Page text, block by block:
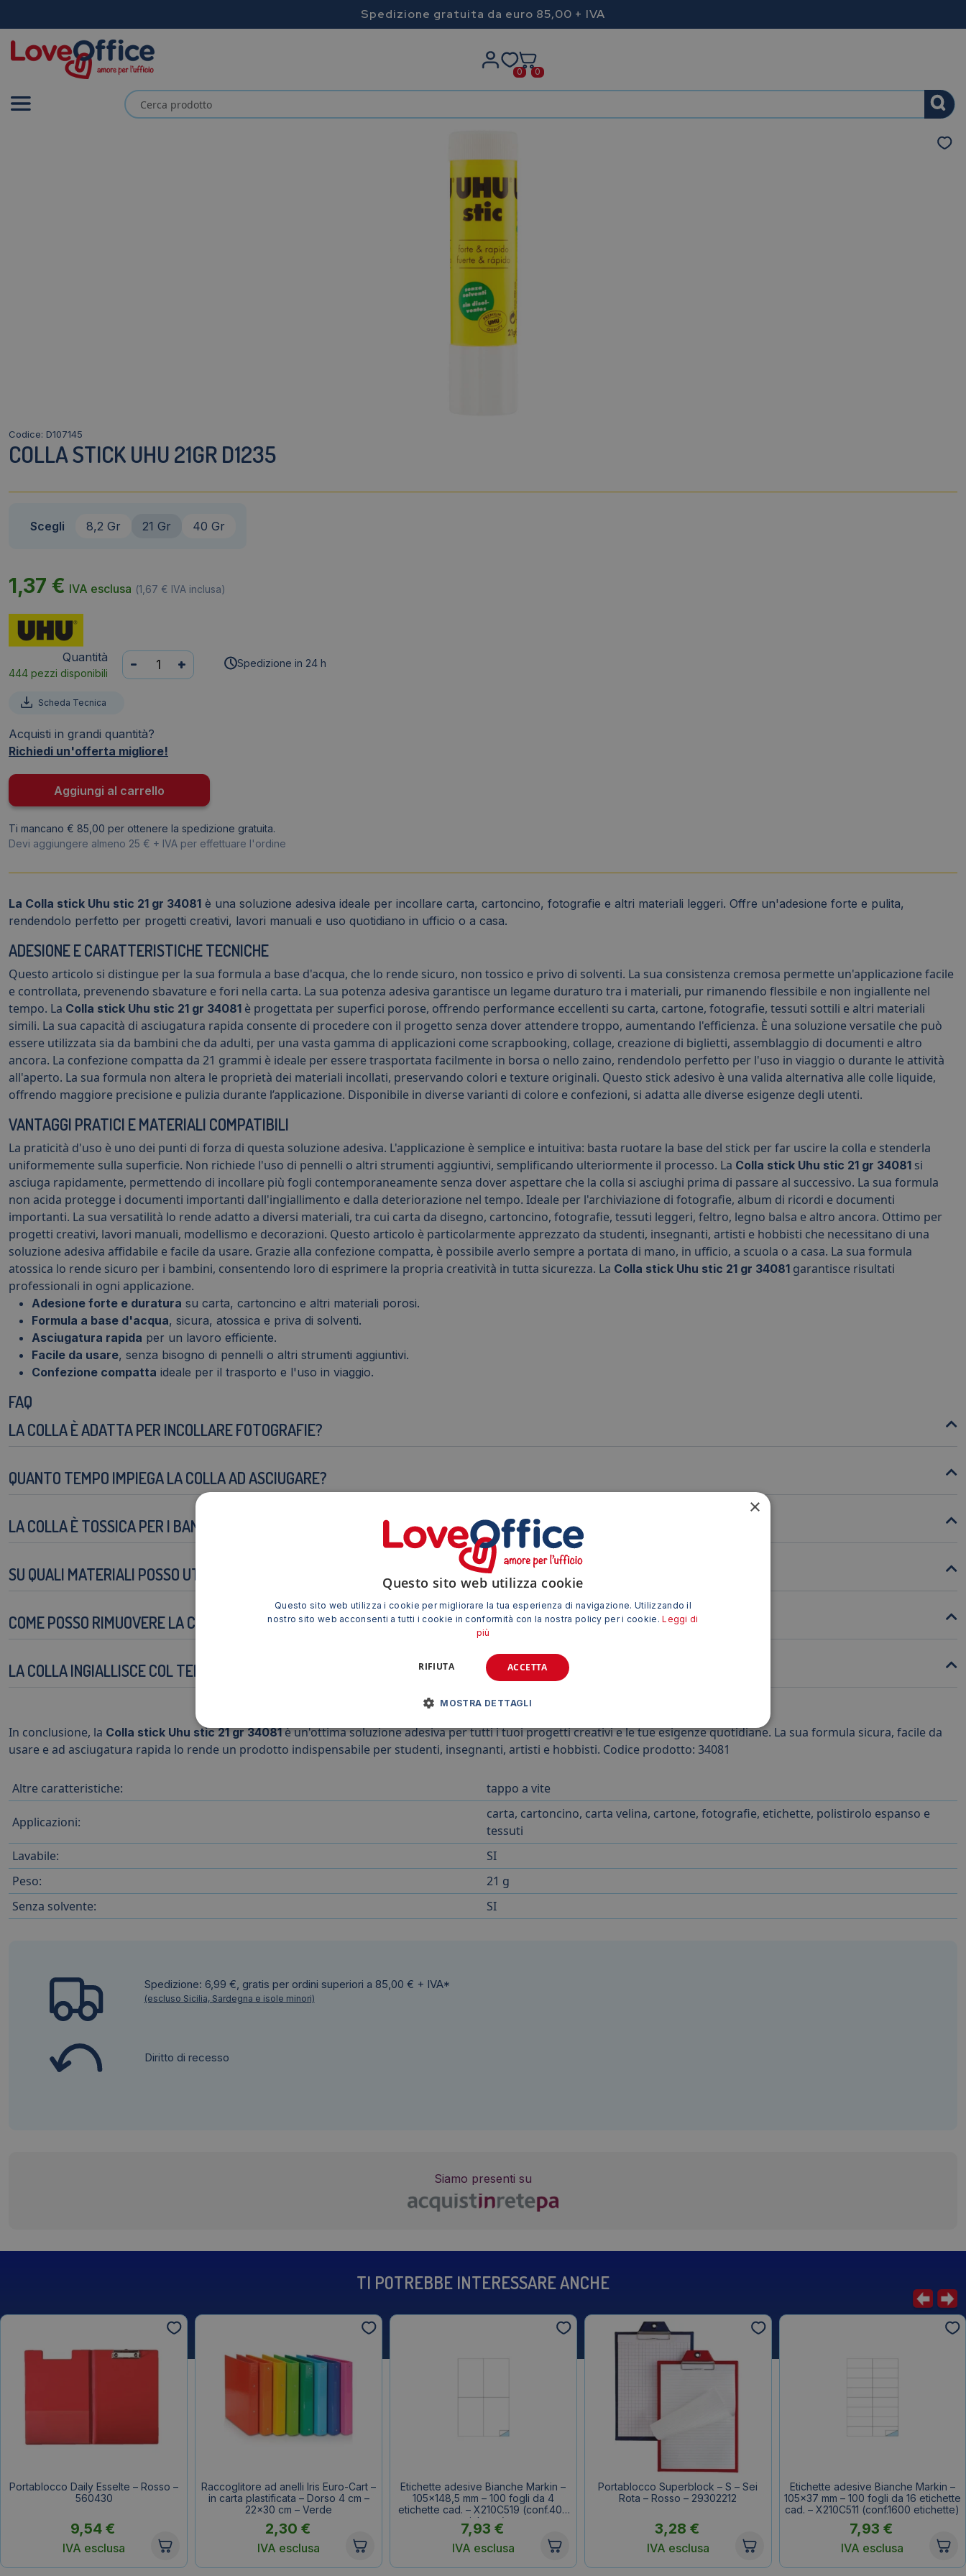
Spedizione gratuita da euro 85,00 + IVA
0 0
Codice: D107145
COLLA STICK UHU 21GR D1235
Scegli 8,2 Gr 21 Gr 40 Gr
1,37 € IVA esclusa (1,67 € IVA inclusa)
Quantità
444 pezzi disponibili
Colla
Stick
D1235
quantità
- + Spedizione in 24 h
Scheda Tecnica
Acquisti in grandi quantità?
Richiedi un'offerta migliore!
Aggiungi al carrello
Ti mancano € 85,00 per ottenere la spedizione gratuita.
Devi aggiungere almeno 25 € + IVA per effettuare l'ordine
La Colla stick Uhu stic 21 gr 34081 è una soluzione adesiva ideale per incollare carta, cartoncino, fotografie e altri materiali leggeri. Offre un'adesione forte e pulita,
rendendolo perfetto per progetti creativi, lavori manuali e uso quotidiano in ufficio o a casa.
ADESIONE E CARATTERISTICHE TECNICHE
Questo articolo si distingue per la sua formula a base d'acqua, che lo rende sicuro, non tossico e privo di solventi. La sua consistenza cremosa permette un'applicazione facile
e controllata, prevenendo sbavature e fori nella carta. La sua potenza adesiva garantisce un legame duraturo tra i materiali, pur rimanendo flessibile e non ingiallente nel
tempo. La Colla stick Uhu stic 21 gr 34081 è progettata per superfici porose, offrendo performance eccellenti su carta, cartone, fotografie, tessuti sottili e altri materiali
simili. La sua capacità di asciugatura rapida consente di procedere con il progetto senza dover attendere troppo, aumentando l'efficienza. È una soluzione versatile che può
essere utilizzata sia da bambini che da adulti, per una vasta gamma di applicazioni come scrapbooking, collage, creazione di biglietti, assemblaggio di documenti e altro
ancora. La confezione compatta da 21 grammi è ideale per essere trasportata facilmente in borsa o nello zaino, rendendolo perfetto per l'uso in viaggio o durante le attività
all'aperto. La sua formula non altera le proprietà dei materiali incollati, preservando colori e texture originali. Questo stick adesivo è una valida alternativa alle colle liquide,
offrendo maggiore precisione e pulizia durante l’applicazione. Disponibile in diverse varianti di colore e confezioni, si adatta alle diverse esigenze degli utenti.
VANTAGGI PRATICI E MATERIALI COMPATIBILI
La praticità d'uso è uno dei punti di forza di questa soluzione adesiva. L'applicazione è semplice e intuitiva: basta ruotare la base del stick per far uscire la colla e stenderla
uniformemente sulla superficie. Non richiede l'uso di pennelli o altri strumenti aggiuntivi, semplificando ulteriormente il processo. La Colla stick Uhu stic 21 gr 34081 si
asciuga rapidamente, permettendo di incollare più fogli contemporaneamente senza dover aspettare che la colla si asciughi prima di passare al successivo. La sua formula
non acida protegge i documenti importanti dall'ingiallimento e dalla deteriorazione nel tempo. Ideale per l'archiviazione di fotografie, album di ricordi e documenti
importanti. La sua versatilità lo rende adatto a diversi materiali, tra cui carta da disegno, cartoncino, fotografie, tessuti leggeri, feltro, legno balsa e altro ancora. Ottimo per
progetti creativi, lavori manuali, modellismo e decorazioni. Questo articolo è particolarmente apprezzato da studenti, insegnanti, artisti e hobbisti che necessitano di una
soluzione adesiva affidabile e facile da usare. Grazie alla confezione compatta, è possibile averlo sempre a portata di mano, in ufficio, a scuola o a casa. La sua formula
atossica lo rende sicuro per i bambini, consentendo loro di esprimere la propria creatività in tutta sicurezza. La Colla stick Uhu stic 21 gr 34081 garantisce risultati
professionali in ogni applicazione.
Adesione forte e duratura su carta, cartoncino e altri materiali porosi.
Formula a base d'acqua, sicura, atossica e priva di solventi.
Asciugatura rapida per un lavoro efficiente.
Facile da usare, senza bisogno di pennelli o altri strumenti aggiuntivi.
Confezione compatta ideale per il trasporto e l'uso in viaggio.
FAQ
LA COLLA È ADATTA PER INCOLLARE FOTOGRAFIE?
QUANTO TEMPO IMPIEGA LA COLLA AD ASCIUGARE?
LA COLLA È TOSSICA PER I BAMBINI?
SU QUALI MATERIALI POSSO UTILIZZARE LA COLLA?
COME POSSO RIMUOVERE LA COLLA SE SBAGLIO AD APPLICARLA?
LA COLLA INGIALLISCE COL TEMPO?
In conclusione, la Colla stick Uhu stic 21 gr 34081è un'ottima soluzione adesiva per tutti i tuoi progetti creativi e le tue esigenze quotidiane. La sua formula sicura, facile da
usare e ad asciugatura rapida lo rende un prodotto indispensabile per studenti, insegnanti, artisti e hobbisti. Codice prodotto: 34081
Altre caratteristiche: tappo a vite
Applicazioni:
carta, cartoncino, carta velina, cartone, fotografie, etichette, polistirolo espanso e
tessuti
Lavabile:
SI
Peso:
21 g
Senza solvente:
SI
Spedizione: 6,99 €, gratis per ordini superiori a 85,00 € + IVA*
(escluso Sicilia, Sardegna e isole minori)
Diritto di recesso
Siamo presenti su
TI POTREBBE INTERESSARE ANCHE
Portablocco Daily Esselte – Rosso –
560430
9,54€
IVA esclusa
Raccoglitore ad anelli Iris Euro-Cart –
in carta plastificata – Dorso 4 cm –
22×30 cm – Verde
2,30 €
IVA esclusa
Etichette adesive Bianche Markin –
105×148,5 mm – 100 fogli da 4
etichette cad. – X210C519 (conf.400
etichette)
7,93 €
IVA esclusa
Portablocco Superblock – S – Sei
Rota – Rosso – 29302212
3,28 €
IVA esclusa
Etichette adesive Bianche Markin –
105×37 mm – 100 fogli da 16 etichette
cad. – X210C511 (conf.1600 etichette)
7,93€
IVA esclusa
×
Questo sito web utilizza cookie
Questo sito web utilizza i cookie per migliorare la tua esperienza di navigazione. Utilizzando il
nostro sito web acconsenti a tutti i cookie in conformità con la nostra policy per i cookie.Leggi di
più
ACCETTA
RIFIUTA
MOSTRA DETTAGLI